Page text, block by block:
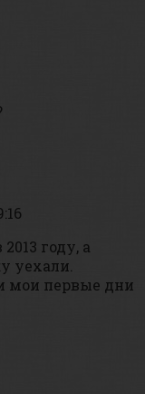
году, а
уехали.
мои первые дни